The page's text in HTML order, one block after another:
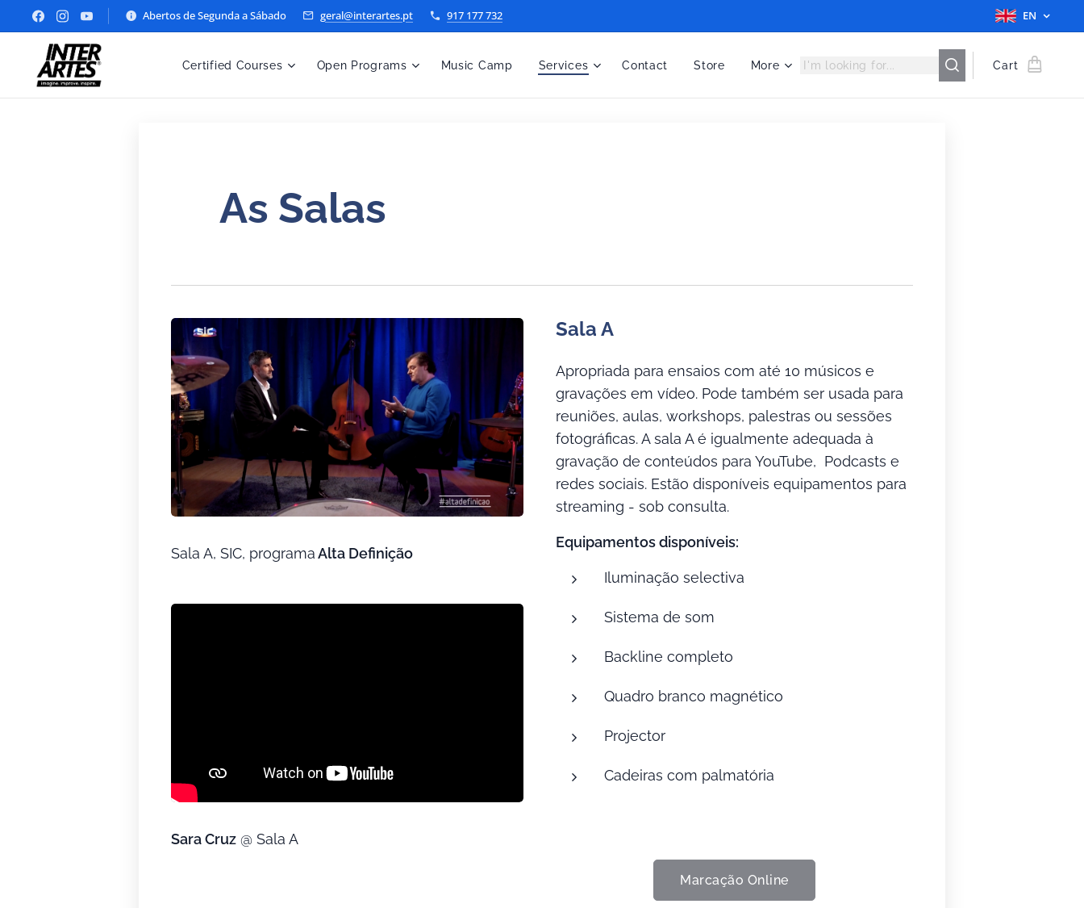
Abertos de Segunda a Sábado geral@interartes.pt 917 177 732 EN
Certified Courses Open Programs Music Camp Services Contact Store More Cart
As Salas
Sala A, SIC, programaAlta Definição
Sara Cruz @ Sala A
Sala A
Apropriada para ensaios com até 10 músicos e
gravações em vídeo. Pode também ser usada para
reuniões, aulas, workshops, palestras ou sessões
fotográficas. A sala A é igualmente adequada à
gravação de conteúdos para YouTube, Podcasts e
redes sociais. Estão disponíveis equipamentos para
streaming - sob consulta.
Equipamentos disponíveis:
Iluminação selectiva
Sistema de som
Backline completo
Quadro branco magnético
Projector
Cadeiras com palmatória
Marcação Online